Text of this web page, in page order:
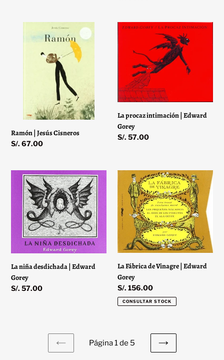
Ramón | Jesús Cisneros
Precio
S/. 67.00
La
procaz
intimación
Edward
Gorey
La procaz intimación | Edward
Gorey
Precio
S/. 57.00
niña
desdichada
Edward
Gorey
La niña desdichada | Edward
Gorey
Precio
S/. 57.00
Fábrica
de
Vinagre
Edward
Gorey
La Fábrica de Vinagre | Edward
Gorey
Precio
habitual
S/. 156.00
CONSULTAR STOCK
PAGINA
Página 1 de 5
SIGUIENTE